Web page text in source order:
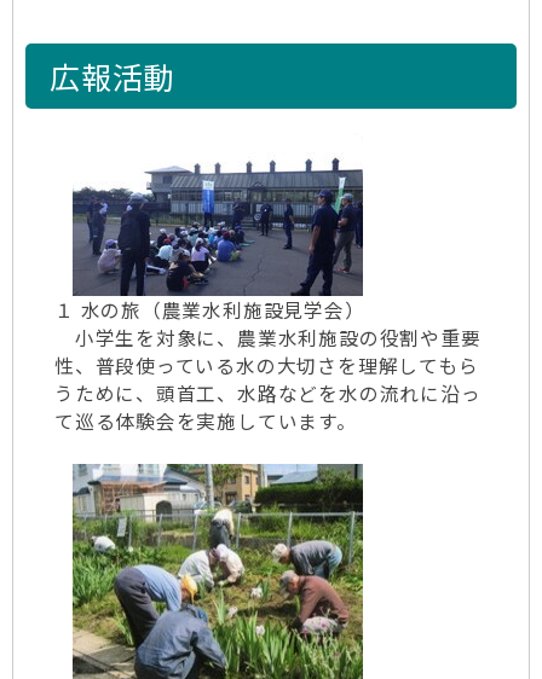
広報活動
１ 水の旅（農業水利施設見学会）
小学生を対象に、農業水利施設の役割や重要
性、普段使っている水の大切さを理解してもら
うために、頭首工、水路などを水の流れに沿っ
て巡る体験会を実施しています。